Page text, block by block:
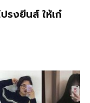
รงยีนส์ ให้เก๋